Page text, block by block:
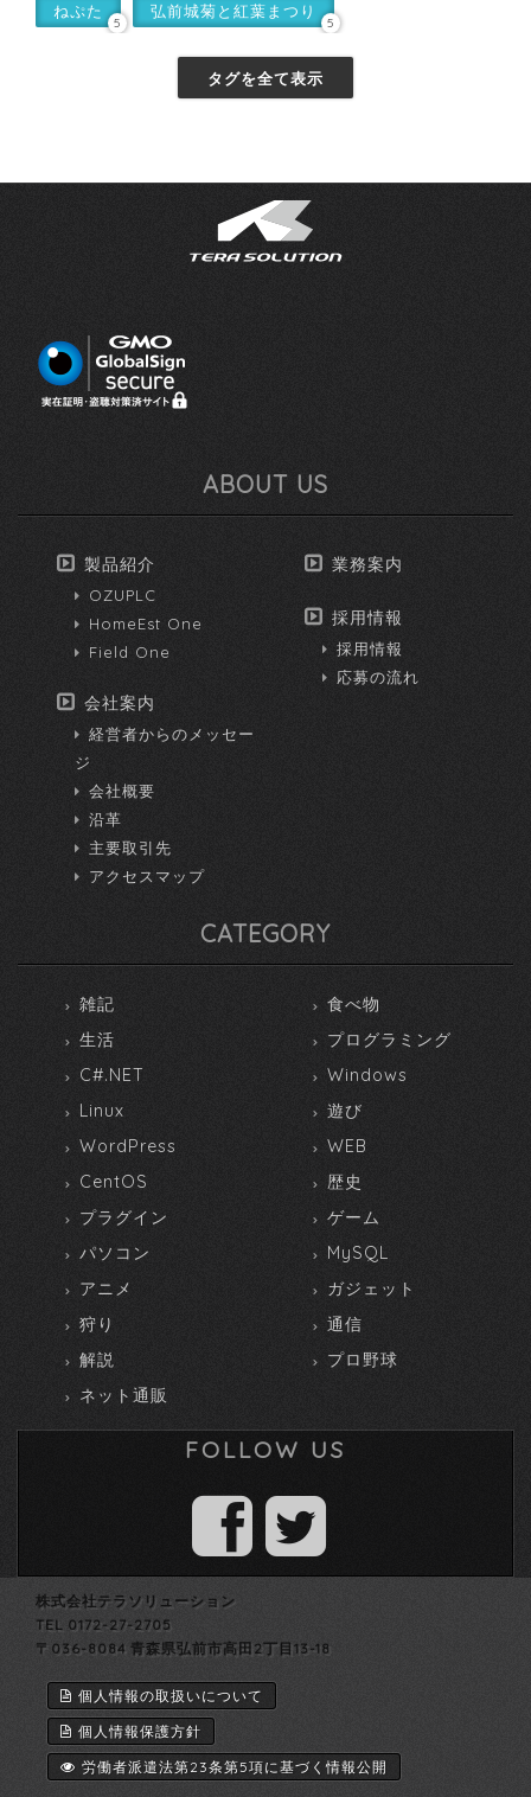
ねぷた
5
弘前城菊と紅葉まつり
5
タグを全て表示
ABOUT US
製品紹介
OZUPLC
HomeEst One
Field One
会社案内
経営者からのメッセー
ジ
会社概要
沿革
主要取引先
アクセスマップ
業務案内
採用情報
採用情報
応募の流れ
CATEGORY
雑記
食べ物
生活
プログラミング
C#.NET
Windows
Linux
遊び
WordPress
WEB
CentOS
歴史
プラグイン
ゲーム
パソコン
MySQL
アニメ
ガジェット
狩り
通信
解説
プロ野球
ネット通販
FOLLOW US
株式会社テラソリューション
TEL 0172-27-2705
〒036-8084 青森県弘前市高田2丁目13-18
個人情報の取扱いについて
個人情報保護方針
労働者派遣法第23条第5項に基づく情報公開